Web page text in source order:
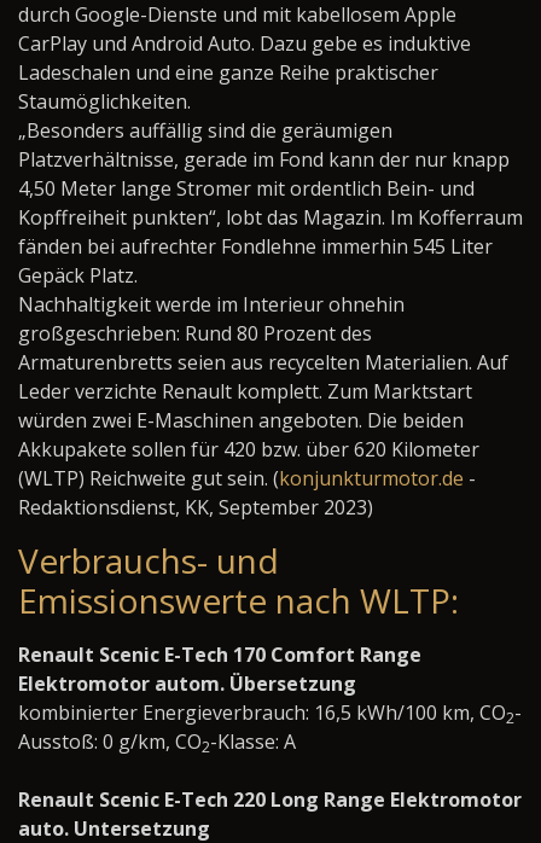
durch Google-Dienste und mit kabellosem Apple
CarPlay und Android Auto. Dazu gebe es induktive
Ladeschalen und eine ganze Reihe praktischer
Staumöglichkeiten.
„Besonders auffällig sind die geräumigen
Platzverhältnisse, gerade im Fond kann der nur knapp
4,50 Meter lange Stromer mit ordentlich Bein- und
Kopffreiheit punkten“, lobt das Magazin. Im Kofferraum
fänden bei aufrechter Fondlehne immerhin 545 Liter
Gepäck Platz.
Nachhaltigkeit werde im Interieur ohnehin
großgeschrieben: Rund 80 Prozent des
Armaturenbretts seien aus recycelten Materialien. Auf
Leder verzichte Renault komplett. Zum Marktstart
würden zwei E-Maschinen angeboten. Die beiden
Akkupakete sollen für 420 bzw. über 620 Kilometer
(WLTP) Reichweite gut sein. (konjunkturmotor.de -
Redaktionsdienst, KK, September 2023)
Verbrauchs- und
Emissionswerte nach WLTP:
Renault Scenic E-Tech 170 Comfort Range
Elektromotor autom. Übersetzung
kombinierter Energieverbrauch: 16,5 kWh/100 km, CO2-
Ausstoß: 0 g/km, CO2-Klasse: A
Renault Scenic E-Tech 220 Long Range Elektromotor
auto. Untersetzung